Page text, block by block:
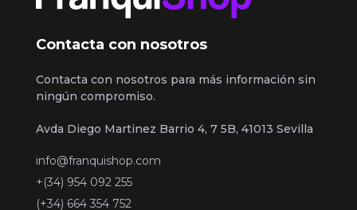
Contacta con nosotros
Contacta con nosotros para más información sin
ningún compromiso.
Avda Diego Martinez Barrio 4, 7 5B, 41013 Sevilla
info@franquishop.com
+(34) 954 092 255
(+34) 664 354 752